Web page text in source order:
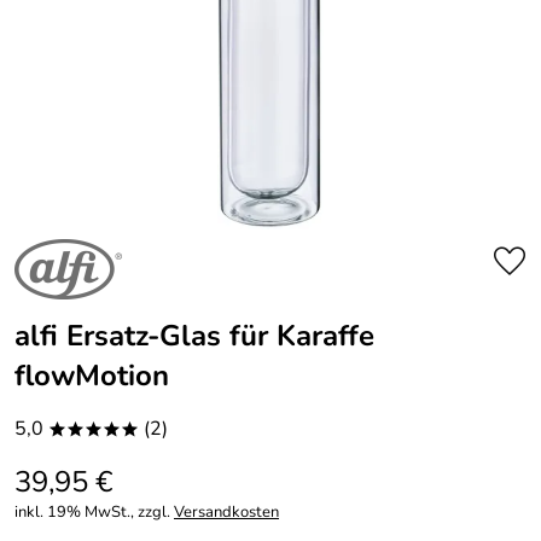
alfi Ersatz-Glas für Karaffe
flowMotion
5,0 ***** (2)
39,95 €
inkl. 19% MwSt., zzgl.Versandkosten